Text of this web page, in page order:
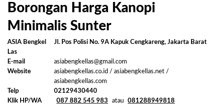
Borongan Harga Kanopi
Minimalis Sunter
ASIA Bengkel
Las
Jl. Pos Polisi No. 9A Kapuk Cengkareng, Jakarta Barat
E-mail
asiabengkellas@gmail.com
Website
asiabengkellas.co.id / asiabengkellas.net /
asiabengkellas.com
Telp
02129430440
Klik HP/WA
087 882 545 983 atau 081288949818